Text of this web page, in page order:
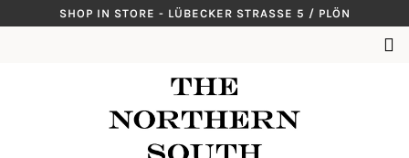
to
SHOP IN STORE - LÜBECKER STRASSE 5 / PLÖN
SUCHEN